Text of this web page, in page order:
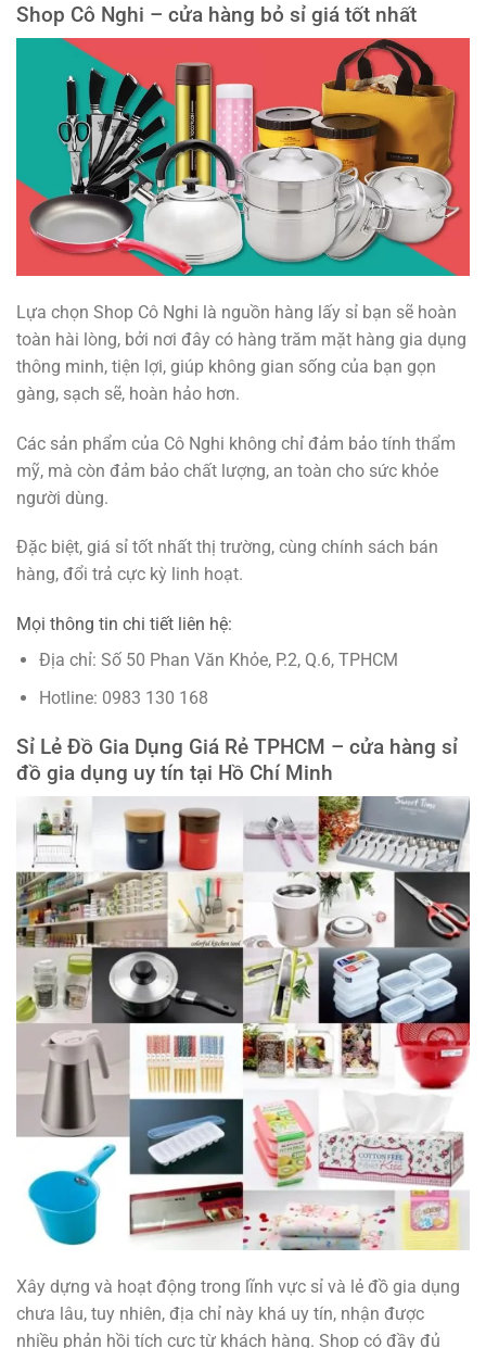
Shop Cô Nghi – cửa hàng bỏ sỉ giá tốt nhất
Lựa chọn Shop Cô Nghi là nguồn hàng lấy sỉ bạn sẽ hoàn
toàn hài lòng, bởi nơi đây có hàng trăm mặt hàng gia dụng
thông minh, tiện lợi, giúp không gian sống của bạn gọn
gàng, sạch sẽ, hoàn hảo hơn.
Các sản phẩm của Cô Nghi không chỉ đảm bảo tính thẩm
mỹ, mà còn đảm bảo chất lượng, an toàn cho sức khỏe
người dùng.
Đặc biệt, giá sỉ tốt nhất thị trường, cùng chính sách bán
hàng, đổi trả cực kỳ linh hoạt.
Mọi thông tin chi tiết liên hệ:
Địa chỉ: Số 50 Phan Văn Khỏe, P.2, Q.6, TPHCM
Hotline: 0983 130 168
Sỉ Lẻ Đồ Gia Dụng Giá Rẻ TPHCM – cửa hàng sỉ
đồ gia dụng uy tín tại Hồ Chí Minh
Xây dựng và hoạt động trong lĩnh vực sỉ và lẻ đồ gia dụng
chưa lâu, tuy nhiên, địa chỉ này khá uy tín, nhận được
nhiều phản hồi tích cực từ khách hàng. Shop có đầy đủ